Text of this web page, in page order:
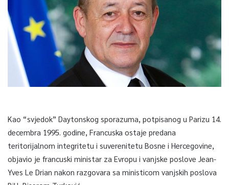
Kao “svjedok” Daytonskog sporazuma, potpisanog u Parizu 14.
decembra 1995. godine, Francuska ostaje predana
teritorijalnom integritetu i suverenitetu Bosne i Hercegovine,
objavio je francuski ministar za Evropu i vanjske poslove Jean-
Yves Le Drian nakon razgovara sa ministicom vanjskih poslova